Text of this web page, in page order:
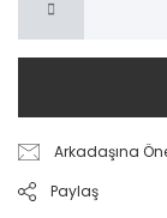
Arkadaşına
Paylaş